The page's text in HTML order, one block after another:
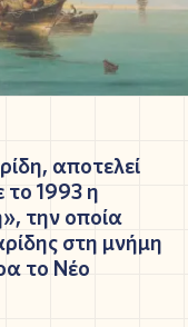
αποτελεί
το 1993 η
την οποία
στη μνήμη
το Νέο